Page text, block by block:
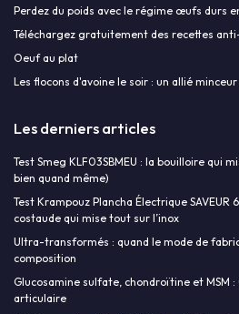
Perdez du poids avec le régime œufs durs
Téléchargez gratuitement des recettes
Oeuf au plat
Les flocons d'avoine le soir : un allié
Les derniers articles
Test Smeg KLF03SBMEU : la bouilloire qui
bien quand même)
Test Krampouz Plancha Électrique SAVEUR
costaude qui mise tout sur l’inox
Ultra-transformés : quand le mode de
composition
Glucosamine sulfate, chondroïtine et MSM
articulaire